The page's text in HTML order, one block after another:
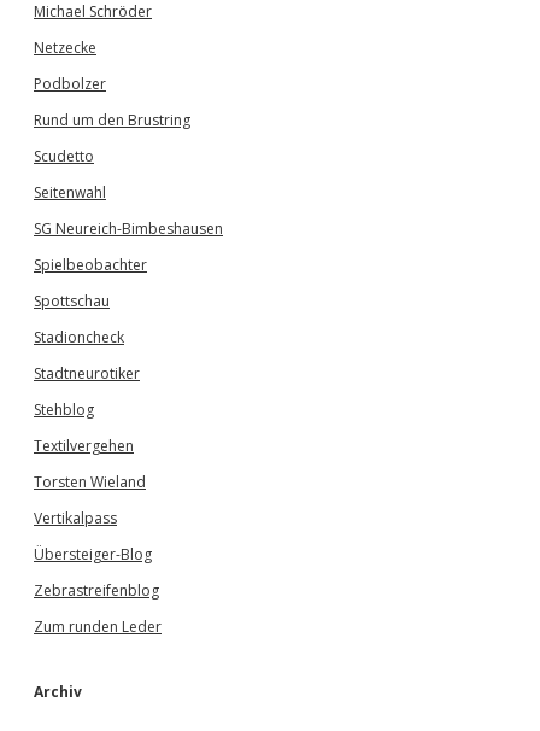
Michael Schröder
Netzecke
Podbolzer
Rund um den Brustring
Scudetto
Seitenwahl
SG Neureich-Bimbeshausen
Spielbeobachter
Spottschau
Stadioncheck
Stadtneurotiker
Stehblog
Textilvergehen
Torsten Wieland
Vertikalpass
Übersteiger-Blog
Zebrastreifenblog
Zum runden Leder
Archiv